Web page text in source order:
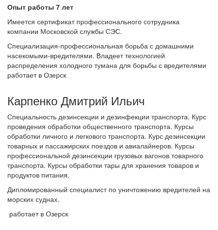
Опыт работы 7 лет
Имеется сертификат профессионального сотрудника
компании Московской службы СЭС.
Специализация-профессиональная борьба с домашними
насекомыми-вредителями. Владеет технологией
распределения холодного тумана для борьбы с вредителями
работает в Озерск
Карпенко Дмитрий Ильич
Специальность дезинсекции и дезинфекции транспорта. Курс
проведения обработки общественного транспорта. Курсы
обработки личного и легкового транспорта. Курс дезинсекции
товарных и пассажирских поездов и авиалайнеров. Курсы
профессиональной дезинсекции грузовых вагонов товарного
транспорта. Курсы обработки тары для хранения товаров и
продуктов питания.
Дипломированный специалист по уничтожению вредителей на
морских суднах.
работает в Озерск